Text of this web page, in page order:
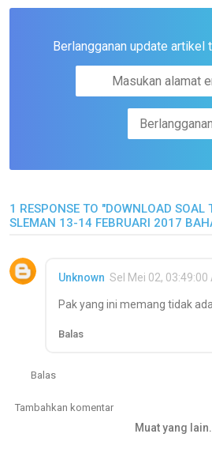
Berlangganan update artikel
1 RESPONSE TO "DOWNLOAD SOAL
SLEMAN 13-14 FEBRUARI 2017
Unknown Sel Mei 02, 03:49:00
Pak yang ini memang tidak
Balas
Balas
Tambahkan komentar
Muat yang